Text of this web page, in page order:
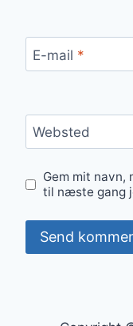
E-mail *
Websted
Gem mit navn,
til næste gang